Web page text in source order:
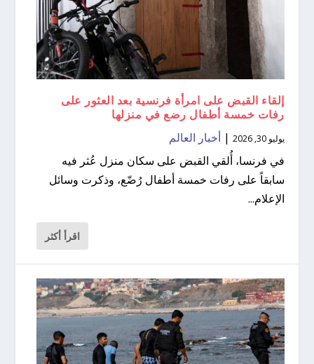
إلقاء القبض على امرأة فرنسية بعد العثور على
رفات خمسة أطفال رضع في منزلها
يوليو 30, 2026 |أخبار العالم
في فرنسا، أُلقي القبض على سكان منزل عُثر فيه
سابقاً على رفات خمسة أطفال رُضّع، وذكرت وسائل
الإعلام...
اقرأ أكثر